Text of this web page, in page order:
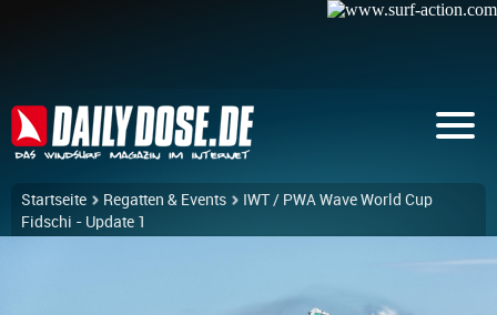
Startseite Regatten & Events
IWT / PWA Wave World Cup
Fidschi - Update 1